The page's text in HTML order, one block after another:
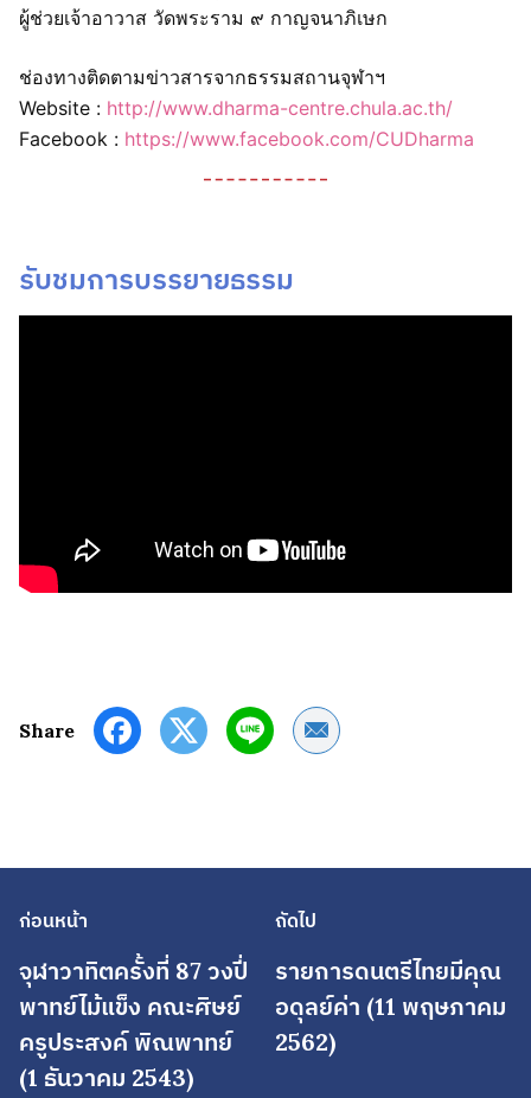
ผู้ช่วยเจ้าอาวาส วัดพระราม ๙ กาญจนาภิเษก
ช่องทางติดตามข่าวสารจากธรรมสถานจุฬาฯ
Website : http://www.dharma-centre.chula.ac.th/
Facebook : https://www.facebook.com/CUDharma
รับชมการบรรยายธรรม
Share Share by Email
ก่อนหน้า
จุฬาวาทิตครั้งที่ 87 วงปี่
พาทย์ไม้แข็ง คณะศิษย์
ครูประสงค์ พิณพาทย์
(1 ธันวาคม 2543)
ถัดไป
รายการดนตรีไทยมีคุณ
อดุลย์ค่า (11 พฤษภาคม
2562)